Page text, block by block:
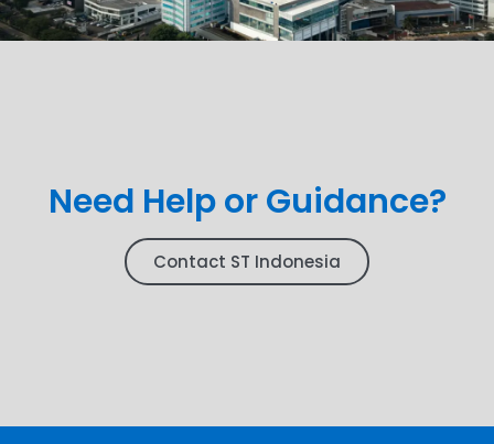
Need Help or Guidance?
Contact ST Indonesia